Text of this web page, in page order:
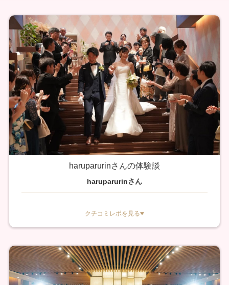
haruparurinさんの体験談
haruparurinさん
クチコミレポを見る